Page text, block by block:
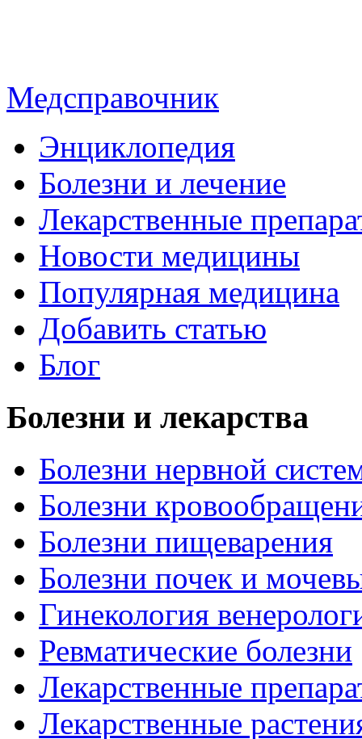
Медсправочник
Энциклопедия
Болезни и лечение
Лекарственные
Новости медицины
Популярная медицина
Добавить статью
Блог
Болезни и лекарства
Болезни нервной
Болезни
Болезни пищеварения
Болезни почек и
Гинекология
Ревматические болезни
Лекарственные
Лекарственные